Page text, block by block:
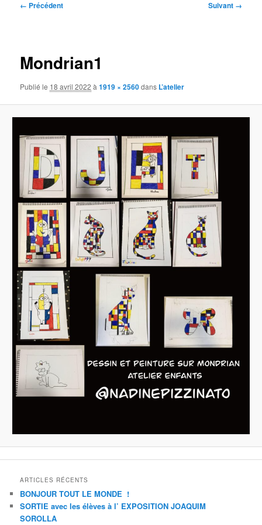
Navigation
← Précédent Suivant →
Mondrian1
Publié le 18 avril 2022 à1919 × 2560dans L’atelier
ARTICLES RÉCENTS
BONJOUR TOUT LE MONDE !
SORTIE avec les élèves à l’ EXPOSITION JOAQUIM
SOROLLA